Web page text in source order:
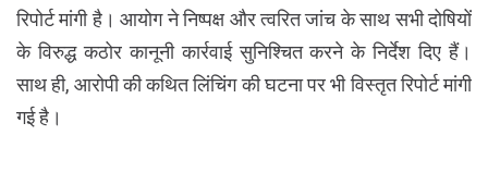
रिपोर्ट मांगी है। आयोग ने निष्पक्ष और त्वरित जांच के साथ सभी दोषियों
के विरुद्ध कठोर कानूनी कार्रवाई सुनिश्चित करने के निर्देश दिए हैं।
साथ ही, आरोपी की कथित लिंचिंग की घटना पर भी विस्तृत रिपोर्ट मांगी
गई है।